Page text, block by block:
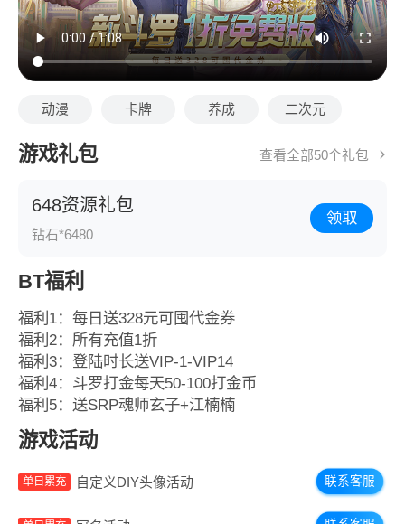
动漫 卡牌 养成 二次元
游戏礼包 查看全部50个礼包
648资源礼包
钻石*6480
领取
BT福利
福利1：每日送328元可囤代金券
福利2：所有充值1折
福利3：登陆时长送VIP-1-VIP14
福利4：斗罗打金每天50-100打金币
福利5：送SRP魂师玄子+江楠楠
游戏活动
单日累充 自定义DIY头像活动 联系客服